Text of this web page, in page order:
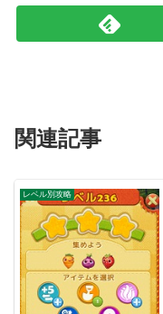
関連記事
レベル別攻略